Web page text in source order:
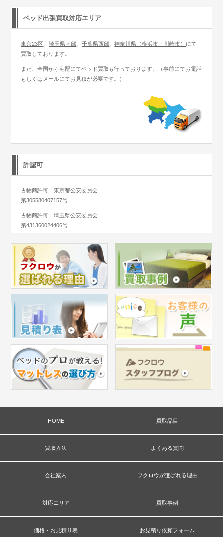
ベッド出張買取対応エリア
東京23区 、埼玉県南部 、千葉県西部 、神奈川県（横浜市・川崎市） にて
買取しております。
また、全国から宅配にてベッド買取も行っております。（事前にてお電話
もしくはメールにてお見積が必要です。）
許認可
古物商許可：東京都公安委員会
第305580407157号
古物商許可：埼玉県公安委員会
第431360024406号
HOME 買取品目
買取方法 よくある質問
会社案内 フクロウが選ばれる理由
対応エリア 買取事例
価格・お見積り表 お見積り依頼フォーム